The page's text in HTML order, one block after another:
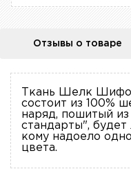
Отзывы о товаре
Ткань Шелк
состоит из 100%
наряд, пошитый
стандарты",
кому надоело
цвета.